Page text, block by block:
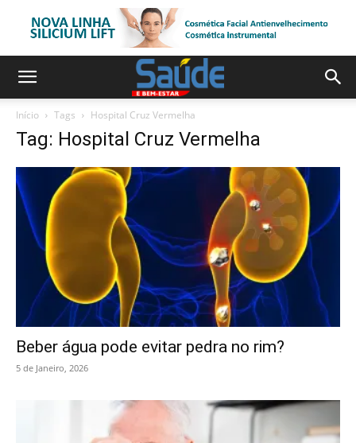
Início Tags Hospital Cruz Vermelha
Tag: Hospital Cruz Vermelha
Beber água pode evitar pedra no rim?
5 de Janeiro, 2026